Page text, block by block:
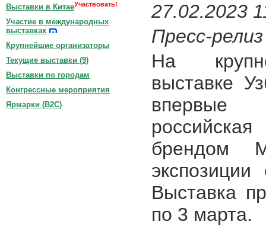
27.02.2023
Пресс-релиз
На
выставке
впервые
брендом
Выставка
по 3 марта.
Выставки в КитаеУчаствовать!
Участие в международных
выставках
Крупнейшие организаторы
Текущие выставки (9)
Выставки по городам
Конгрессные мероприятия
Ярмарки (B2C)